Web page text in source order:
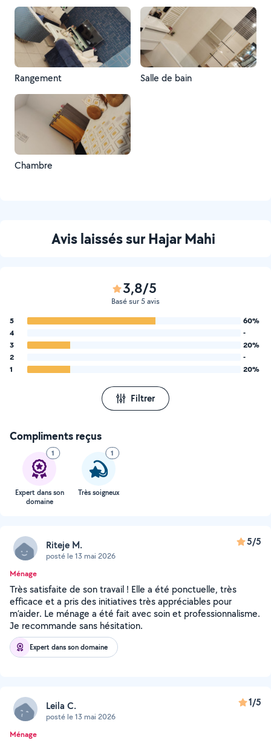
Rangement Salle de bain
Chambre
Avis laissés sur Hajar Mahi
3,8/5
Basé sur 5 avis
5
60%
4
-
3
20%
2
-
1
20%
Filtrer
Compliments reçus
1
Expert dans son
domaine
1
Très soigneux
Riteje M.
posté le 13 mai 2026
5/5
Ménage
Très satisfaite de son travail ! Elle a été ponctuelle, très
efficace et a pris des initiatives très appréciables pour
m’aider. Le ménage a été fait avec soin et professionnalisme.
Je recommande sans hésitation.
Expert dans son domaine
Leila C.
posté le 13 mai 2026
1/5
Ménage